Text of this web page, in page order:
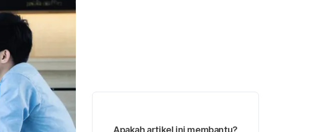
Apakah artikel ini membantu?